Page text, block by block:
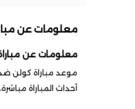
معلومات عن
معلومات عن
أحداث المباراة